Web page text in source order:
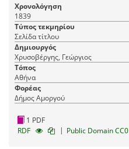
Χρονολόγηση
1839
Τύπος τεκμηρίου
Σελίδα τίτλου
Δημιουργός
Χρυσοβέργης, Γεώργιος
Τόπος
Αθήνα
Φορέας
Δήμος Αμοργού
1 PDF
RDF
| Public Domain CC0